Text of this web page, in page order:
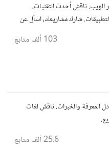
ناقش أحدث التقنيات،
شارك مشاريعك، اسأل عن
103 ألف متابع
المعرفة والخبرات. ناقش لغات
25.6 ألف متابع